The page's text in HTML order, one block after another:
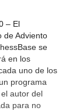
– El
de Adviento
se
en los
uno de los
programa
autor del
para no